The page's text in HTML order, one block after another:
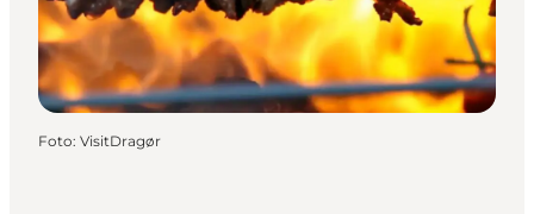
Praktisk
Foto: VisitDragør